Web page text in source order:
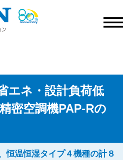
エネ・設計負荷低
密空調機PAP‐Rの
恒温恒湿タイプ４機種の計８